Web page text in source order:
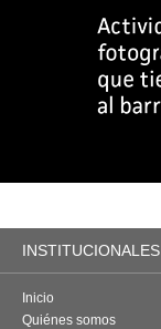
INSTITUCIONALES
Inicio
Quiénes somos